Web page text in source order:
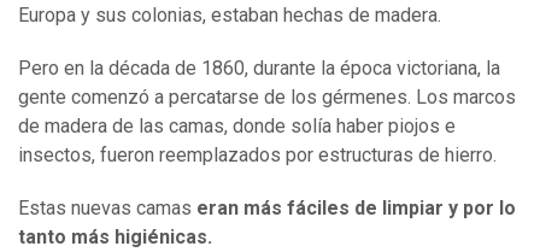
Europa y sus colonias, estaban hechas de madera.
Pero en la década de 1860, durante la época victoriana, la
gente comenzó a percatarse de los gérmenes. Los marcos
de madera de las camas, donde solía haber piojos e
insectos, fueron reemplazados por estructuras de hierro.
Estas nuevas camas eran más fáciles de limpiar y por lo
tanto más higiénicas.